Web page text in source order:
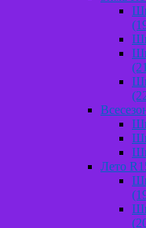
Лето